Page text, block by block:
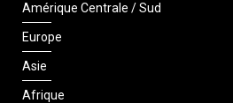
Amérique Centrale / Sud
Europe
Asie
Afrique